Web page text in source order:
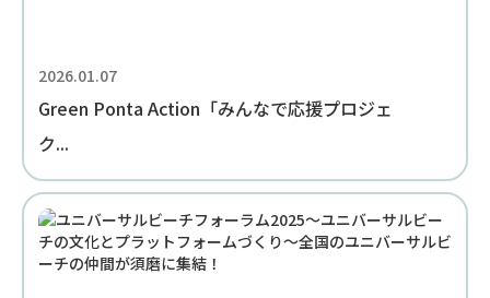
2026.01.07
Green Ponta Action「みんなで応援プロジェ
ク...